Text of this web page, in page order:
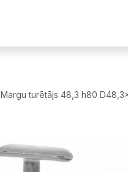
Margu turētājs 48,3 h80